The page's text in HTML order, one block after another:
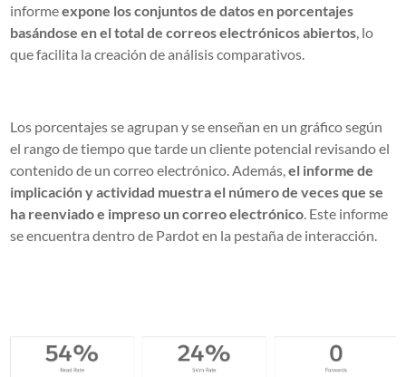
informeexpone los conjuntos de datos en porcentajes
basándose en el total de correos electrónicos abiertos, lo
que facilita la creación de análisis comparativos.
Los porcentajes se agrupan y se enseñan en un gráfico según
el rango de tiempo que tarde un cliente potencial revisando el
contenido de un correo electrónico. Además,el informe de
implicación y actividad muestra el número de veces que se
ha reenviado e impreso un correo electrónico. Este informe
se encuentra dentro de Pardot en la pestaña de interacción.